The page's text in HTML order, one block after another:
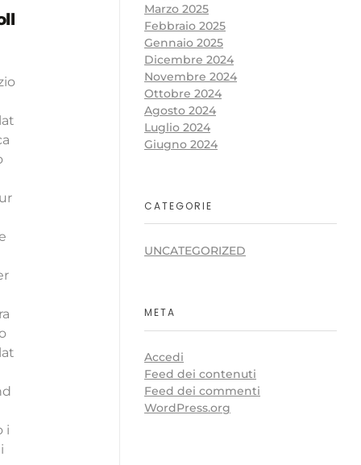
i
Marzo 2025
Febbraio 2025
Gennaio 2025
Dicembre 2024
Novembre 2024
Ottobre 2024
Agosto 2024
Luglio 2024
Giugno 2024
CATEGORIE
UNCATEGORIZED
META
Accedi
Feed dei contenuti
Feed dei commenti
WordPress.org